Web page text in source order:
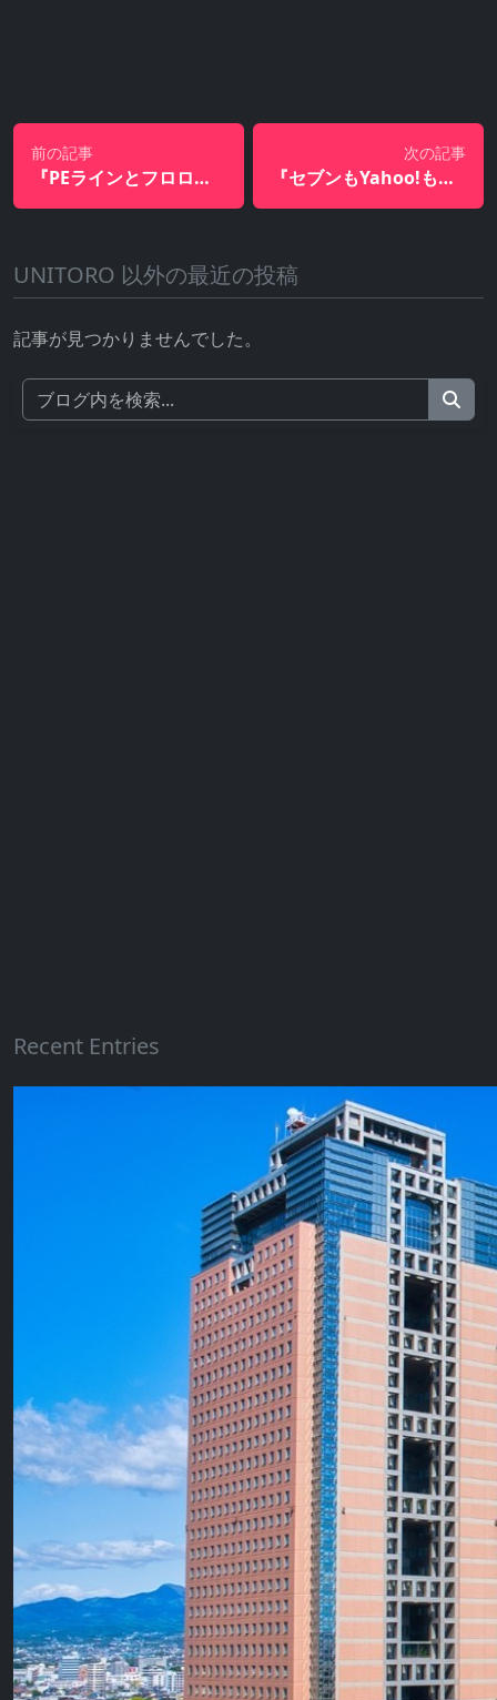
前の記事
『PEラインとフロロラインの水の抵抗の違い』
次の記事
『セブンもYahoo!もダークパターン使いまくりで要らない迷惑メール送りまくり』
UNITORO 以外の最近の投稿
記事が見つかりませんでした。
Recent Entries